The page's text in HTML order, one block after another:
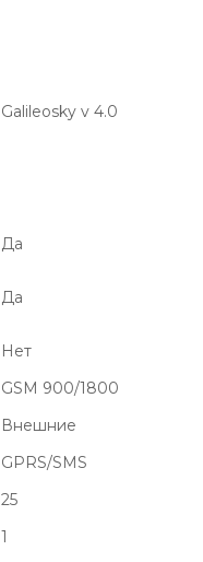
Galileosky v 4.0
Да
Да
Нет
GSM 900/1800
Внешние
GPRS/SMS
25
1